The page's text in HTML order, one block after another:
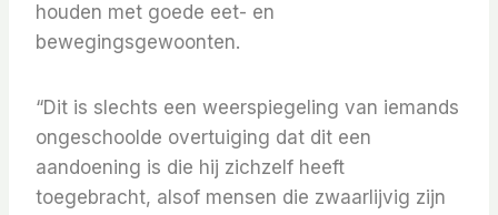
houden met goede eet- en
bewegingsgewoonten.
“Dit is slechts een weerspiegeling van iemands
ongeschoolde overtuiging dat dit een
aandoening is die hij zichzelf heeft
toegebracht, alsof mensen die zwaarlijvig zijn